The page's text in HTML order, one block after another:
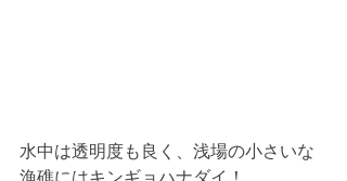
水中は透明度も良く、浅場の小さいな